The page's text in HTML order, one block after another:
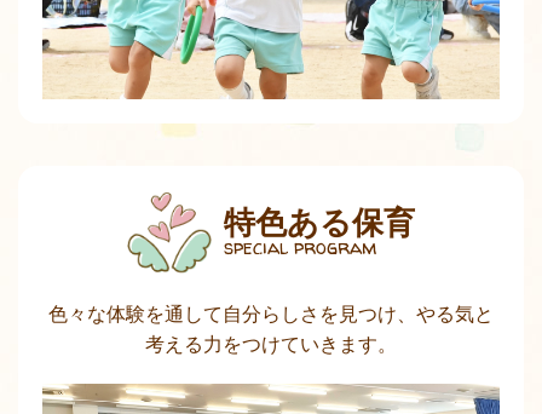
特色ある保育
special program
色々な体験を通して自分らしさを見つけ、やる気と
考える力をつけていきます。